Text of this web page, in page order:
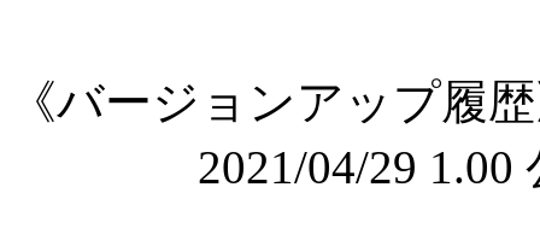
《バージョンアップ履
2021/04/29 1.00